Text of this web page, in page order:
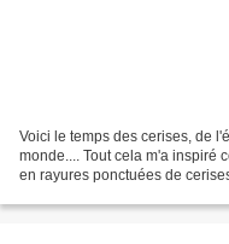
Voici le temps des cerises, de
monde.... Tout cela m'a inspiré
en rayures ponctuées de